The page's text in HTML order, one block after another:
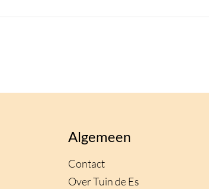
Algemeen
Contact
Over Tuin de Es